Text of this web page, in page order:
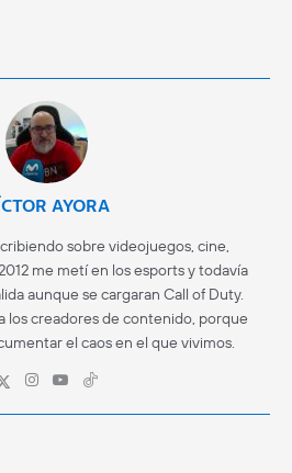
AYORA
sobre videojuegos, cine,
me metí en los esports y todavía
aunque se cargaran Call of Duty.
los creadores de contenido, porque
el caos en el que vivimos.